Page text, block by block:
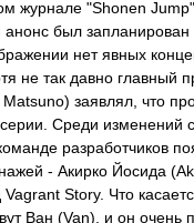
журнале "Shonen
был
нет явных
не так давно главный
заявлял, что
Среди изменений
разработчиков
- Акирко Йосида
Story. Что
Ван (Van), и он